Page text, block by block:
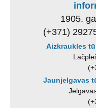
1905.
(+371)
Aizkraukles
Jaunjelgavas